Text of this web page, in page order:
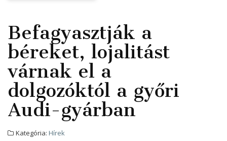
Befagyasztják a
béreket, lojalitást
várnak el a
dolgozóktól a győri
Audi-gyárban
Kategória: Hírek